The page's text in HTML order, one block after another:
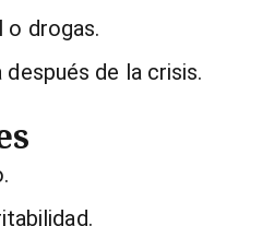
o drogas.
de la crisis.